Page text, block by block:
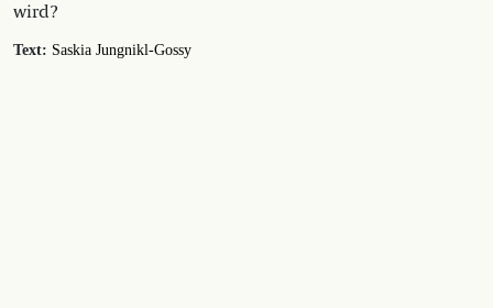
wird?
Text: Saskia Jungnikl-Gossy